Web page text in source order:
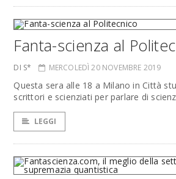
Fanta-scienza al
DI S* MERCOLEDÌ 20 NOVEMBRE 2019
Questa sera alle 18 a Milano in Città
scrittori e scienziati per parlare di
LEGGI